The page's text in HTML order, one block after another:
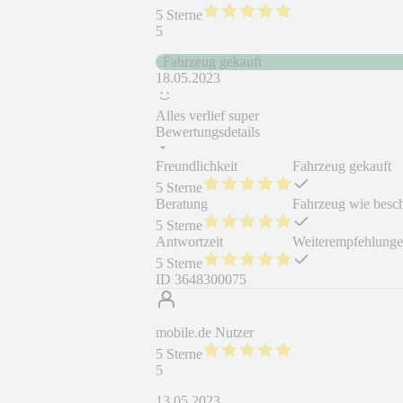
5 Sterne
5
Fahrzeug gekauft
18.05.2023
Alles verlief super
Bewertungsdetails
Freundlichkeit
5 Sterne
Beratung
5 Sterne
Antwortzeit
5 Sterne
Fahrzeug gekauft
Fahrzeug wie
ID 3648300075
mobile.de Nutzer
5 Sterne
5